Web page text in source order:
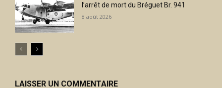
l’arrêt de mort du Bréguet Br. 941
8 août 2026
LAISSER UN COMMENTAIRE